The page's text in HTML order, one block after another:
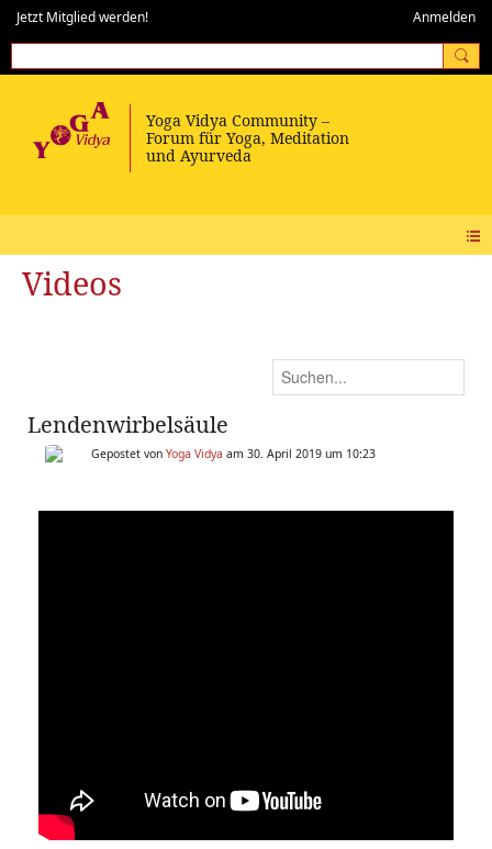
Jetzt Mitglied werden! Anmelden
Videos
Lendenwirbelsäule
Gepostet von Yoga Vidya am 30. April 2019 um 10:23